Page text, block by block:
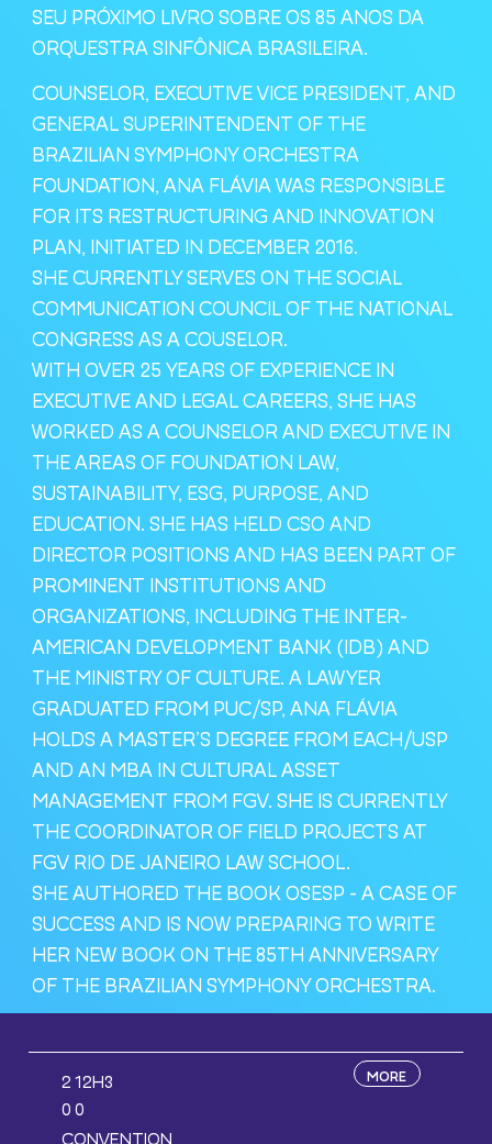
SEU PRÓXIMO LIVRO SOBRE OS 85 ANOS DA
ORQUESTRA SINFÔNICA BRASILEIRA.
COUNSELOR, EXECUTIVE VICE PRESIDENT, AND
GENERAL SUPERINTENDENT OF THE
BRAZILIAN SYMPHONY ORCHESTRA
FOUNDATION, ANA FLÁVIA WAS RESPONSIBLE
FOR ITS RESTRUCTURING AND INNOVATION
PLAN, INITIATED IN DECEMBER 2016.
SHE CURRENTLY SERVES ON THE SOCIAL
COMMUNICATION COUNCIL OF THE NATIONAL
CONGRESS AS A COUSELOR.
WITH OVER 25 YEARS OF EXPERIENCE IN
EXECUTIVE AND LEGAL CAREERS, SHE HAS
WORKED AS A COUNSELOR AND EXECUTIVE IN
THE AREAS OF FOUNDATION LAW,
SUSTAINABILITY, ESG, PURPOSE, AND
EDUCATION. SHE HAS HELD CSO AND
DIRECTOR POSITIONS AND HAS BEEN PART OF
PROMINENT INSTITUTIONS AND
ORGANIZATIONS, INCLUDING THE INTER-
AMERICAN DEVELOPMENT BANK (IDB) AND
THE MINISTRY OF CULTURE. A LAWYER
GRADUATED FROM PUC/SP, ANA FLÁVIA
HOLDS A MASTER’S DEGREE FROM EACH/USP
AND AN MBA IN CULTURAL ASSET
MANAGEMENT FROM FGV. SHE IS CURRENTLY
THE COORDINATOR OF FIELD PROJECTS AT
FGV RIO DE JANEIRO LAW SCHOOL.
SHE AUTHORED THE BOOK OSESP - A CASE OF
SUCCESS AND IS NOW PREPARING TO WRITE
HER NEW BOOK ON THE 85TH ANNIVERSARY
OF THE BRAZILIAN SYMPHONY ORCHESTRA.
2
0
12H3
0
MORE
CONVENTION